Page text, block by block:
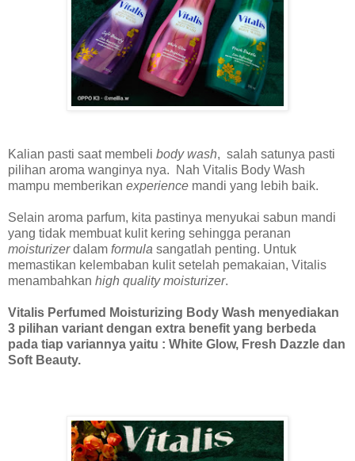
Kalian pasti saat membeli body wash, salah satunya pasti
pilihan aroma wanginya nya. Nah Vitalis Body Wash
mampu memberikan experience mandi yang lebih baik.
Selain aroma parfum, kita pastinya menyukai sabun mandi
yang tidak membuat kulit kering sehingga peranan
moisturizerdalam formula sangatlah penting. Untuk
memastikan kelembaban kulit setelah pemakaian, Vitalis
menambahkan high quality moisturizer.
Vitalis Perfumed Moisturizing Body Wash menyediakan
3 pilihan variant dengan extra benefit yang berbeda
pada tiap variannya yaitu : White Glow, Fresh Dazzle dan
Soft Beauty.